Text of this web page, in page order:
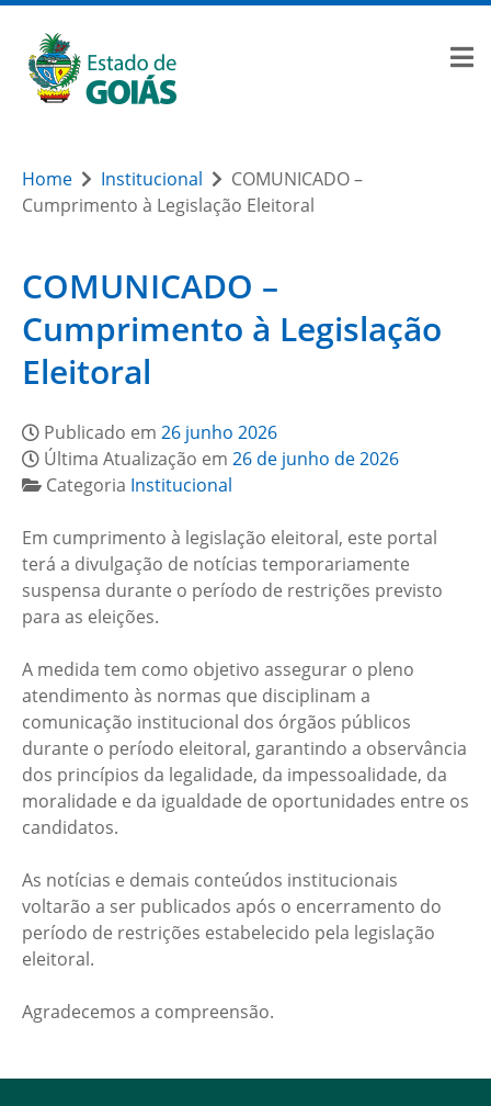
Home Institucional
COMUNICADO –
Cumprimento à Legislação Eleitoral
COMUNICADO –
Cumprimento à Legislação
Eleitoral
Publicado em 26 junho 2026
Última Atualização em 26 de junho de 2026
Categoria Institucional
Em cumprimento à legislação eleitoral, este portal
terá a divulgação de notícias temporariamente
suspensa durante o período de restrições previsto
para as eleições.
A medida tem como objetivo assegurar o pleno
atendimento às normas que disciplinam a
comunicação institucional dos órgãos públicos
durante o período eleitoral, garantindo a observância
dos princípios da legalidade, da impessoalidade, da
moralidade e da igualdade de oportunidades entre os
candidatos.
As notícias e demais conteúdos institucionais
voltarão a ser publicados após o encerramento do
período de restrições estabelecido pela legislação
eleitoral.
Agradecemos a compreensão.